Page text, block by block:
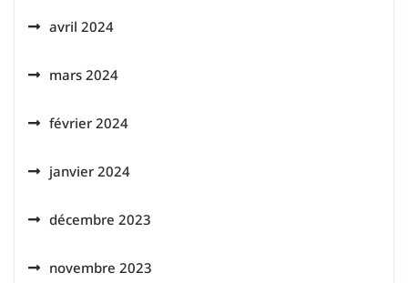
avril 2024
mars 2024
février 2024
janvier 2024
décembre 2023
novembre 2023